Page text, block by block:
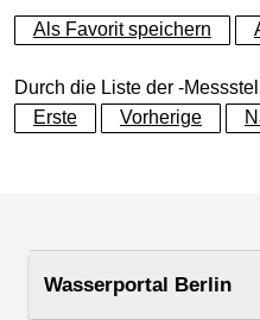
+
−
Als Favorit speichern
Durch die Liste der -
Erste
Vorherige
Wasserportal Berlin